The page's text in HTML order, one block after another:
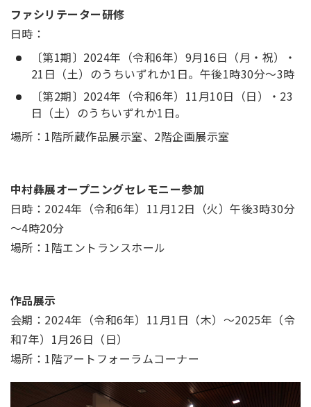
ファシリテーター研修
日時：
〔第1期〕2024年（令和6年）9月16日（月・祝）・
21日（土）のうちいずれか1日。午後1時30分～3時
〔第2期〕2024年（令和6年）11月10日（日）・23
日（土）のうちいずれか1日。
場所：1階所蔵作品展示室、2階企画展示室
中村彝展オープニングセレモニー参加
日時：2024年（令和6年）11月12日（火）午後3時30分
～4時20分
場所：1階エントランスホール
作品展示
会期：2024年（令和6年）11月1日（木）～2025年（令
和7年）1月26日（日）
場所：1階アートフォーラムコーナー